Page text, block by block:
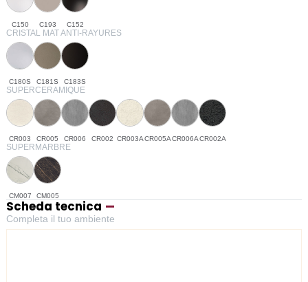
C150 C193 C152
CRISTAL MAT ANTI-RAYURES
C180S C181S C183S
SUPERCERAMIQUE
CR003 CR005 CR006 CR002 CR003ACR005ACR006ACR002A
SUPERMARBRE
CM007 CM005
Scheda tecnica
Completa il tuo ambiente